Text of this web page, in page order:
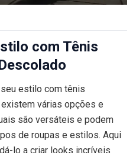
com Tênis
estilo com tênis
várias opções e
são versáteis e podem
de roupas e estilos. Aqui
lo a criar looks incríveis